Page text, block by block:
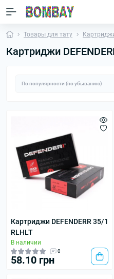
Товары для тату
Картриджи
Картриджи DEFENDERR 35/1
RLHLT
В наличии
0
58.10 грн